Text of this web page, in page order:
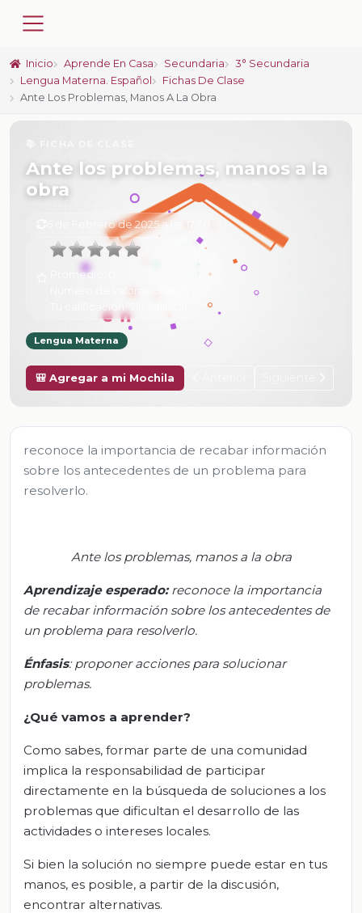
Inicio Aprende En Casa Secundaria
3° Secundaria
Lengua Materna. Español
Fichas De Clase
Ante Los Problemas, Manos A La Obra
Ante los problemas, manos a la
obra
6 de Febrero de 2025 a las 17:20
Promedio:
Número de valoraciones:
Tu calificación:
Lengua Materna
🎒 Agregar a mi Mochila
reconoce la importancia de recabar información
sobre los antecedentes de un problema para
resolverlo.
Ante los problemas, manos a la obra
Aprendizaje esperado:reconoce la importancia
de recabar información sobre los antecedentes de
un problema para resolverlo.
Énfasis: proponer acciones para solucionar
problemas.
¿Qué vamos a aprender?
Como sabes, formar parte de una comunidad
implica la responsabilidad de participar
directamente en la búsqueda de soluciones a los
problemas que dificultan el desarrollo de las
actividades o intereses locales.
Si bien la solución no siempre puede estar en tus
manos, es posible, a partir de la discusión,
encontrar alternativas.